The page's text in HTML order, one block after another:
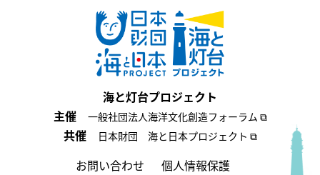
海と灯台プロジェクト
主催
一般社団法人海洋文化創造フォーラム ⧉
共催 日本財団 海と日本プロジェクト ⧉
お問い合わせ 個人情報保護